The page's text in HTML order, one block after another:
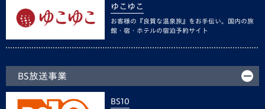
ゆこゆこ
お客様の『良質な温泉旅』をお手伝い。国内の旅
館・宿・ホテルの宿泊予約サイト
BS放送事業
BS10